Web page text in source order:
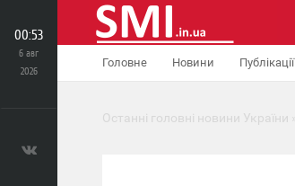
Головне Новини Публікації
00:53
6 авг
2026
Останні головні новини України